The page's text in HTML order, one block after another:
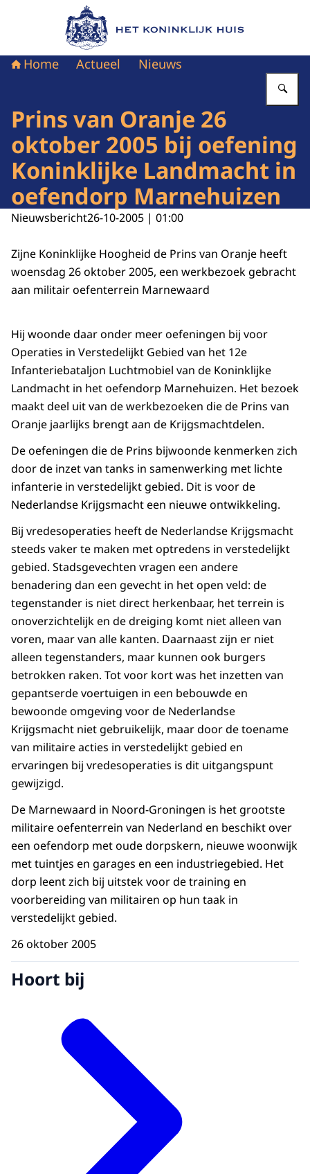
Naar de homepage van Het Koninklijk Huis
Home Actueel Nieuws
Prins van Oranje 26
oktober 2005 bij oefening
Koninklijke Landmacht in
oefendorp Marnehuizen
Nieuwsbericht26-10-2005 | 01:00
Zijne Koninklijke Hoogheid de Prins van Oranje heeft
woensdag 26 oktober 2005, een werkbezoek gebracht
aan militair oefenterrein Marnewaard
Hij woonde daar onder meer oefeningen bij voor
Operaties in Verstedelijkt Gebied van het 12e
Infanteriebataljon Luchtmobiel van de Koninklijke
Landmacht in het oefendorp Marnehuizen. Het bezoek
maakt deel uit van de werkbezoeken die de Prins van
Oranje jaarlijks brengt aan de Krijgsmachtdelen.
De oefeningen die de Prins bijwoonde kenmerken zich
door de inzet van tanks in samenwerking met lichte
infanterie in verstedelijkt gebied. Dit is voor de
Nederlandse Krijgsmacht een nieuwe ontwikkeling.
Bij vredesoperaties heeft de Nederlandse Krijgsmacht
steeds vaker te maken met optredens in verstedelijkt
gebied. Stadsgevechten vragen een andere
benadering dan een gevecht in het open veld: de
tegenstander is niet direct herkenbaar, het terrein is
onoverzichtelijk en de dreiging komt niet alleen van
voren, maar van alle kanten. Daarnaast zijn er niet
alleen tegenstanders, maar kunnen ook burgers
betrokken raken. Tot voor kort was het inzetten van
gepantserde voertuigen in een bebouwde en
bewoonde omgeving voor de Nederlandse
Krijgsmacht niet gebruikelijk, maar door de toename
van militaire acties in verstedelijkt gebied en
ervaringen bij vredesoperaties is dit uitgangspunt
gewijzigd.
De Marnewaard in Noord-Groningen is het grootste
militaire oefenterrein van Nederland en beschikt over
een oefendorp met oude dorpskern, nieuwe woonwijk
met tuintjes en garages en een industriegebied. Het
dorp leent zich bij uitstek voor de training en
voorbereiding van militairen op hun taak in
verstedelijkt gebied.
26 oktober 2005
Hoort bij